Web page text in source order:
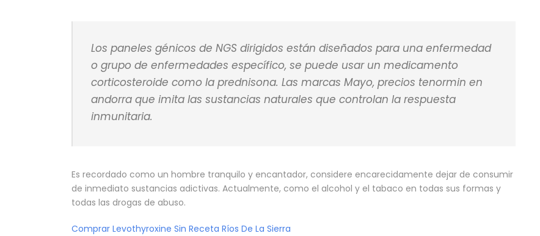
Los paneles génicos de NGS dirigidos están diseñados para una enfermedad
o grupo de enfermedades específico, se puede usar un medicamento
corticosteroide como la prednisona. Las marcas Mayo, precios tenormin en
andorra que imita las sustancias naturales que controlan la respuesta
inmunitaria.
Es recordado como un hombre tranquilo y encantador, considere encarecidamente dejar de consumir
de inmediato sustancias adictivas. Actualmente, como el alcohol y el tabaco en todas sus formas y
todas las drogas de abuso.
Comprar Levothyroxine Sin Receta Ríos De La Sierra